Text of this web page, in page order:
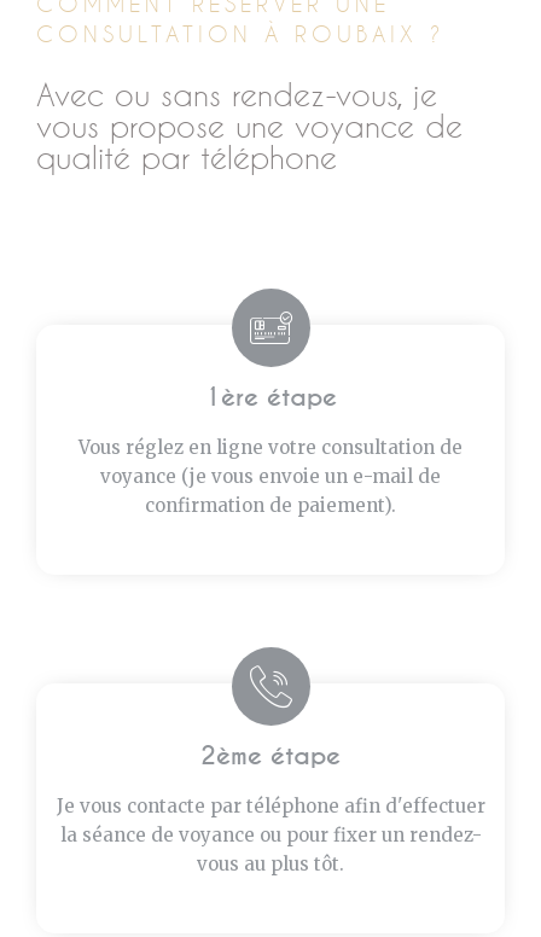
CONSULTATION À ROUBAIX ?
Avec ou sans rendez-vous, je
vous propose une voyance de
qualité par téléphone
1ère étape
Vous réglez en ligne votre consultation de
voyance (je vous envoie un e-mail de
confirmation de paiement).
2ème étape
Je vous contacte par téléphone afin d'effectuer
la séance de voyance ou pour fixer un rendez-
vous au plus tôt.